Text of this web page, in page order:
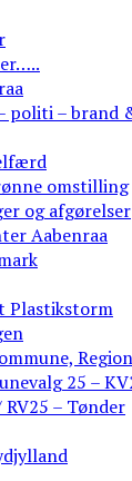
politi – brand
omstilling
og afgørelser
Aabenraa
Plastikstorm
25 –
– Tønder